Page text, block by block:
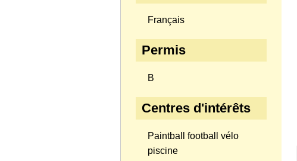
Français
Permis
B
Centres d'intérêts
Paintball football vélo
piscine